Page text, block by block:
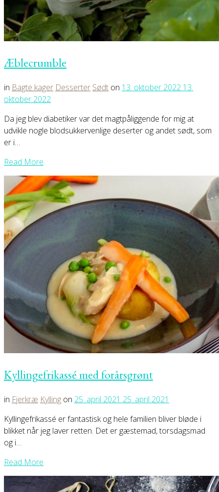
Æblecrumble
in Bagte kager Desserter Sødt on 13. oktober 2022 13.
oktober 2022
Da jeg blev diabetiker var det magtpåliggende for mig at
udvikle nogle blodsukkervenlige deserter og andet sødt, som
er i…
Read More
Kyllingefrikassé med forårsgrønt
in Fjerkræ Kylling on 25. april 2021 25. april 2021
Kyllingefrikassé er fantastisk og hele familien bliver bløde i
blikket når jeg laver retten. Det er gæstemad, torsdagsmad
og i…
Read More